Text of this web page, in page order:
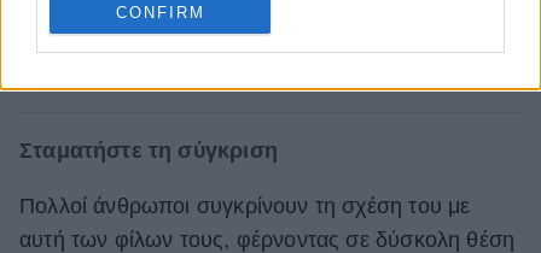
CONFIRM
Σταματήστε τη σύγκριση
Πολλοί άνθρωποι συγκρίνουν τη σχέση του με
αυτή των φίλων τους, φέρνοντας σε δύσκολη θέση